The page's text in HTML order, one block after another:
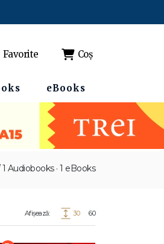
Favorite Coș
eBooks
Audiobooks · 1 eBooks
Afișează: 30 60